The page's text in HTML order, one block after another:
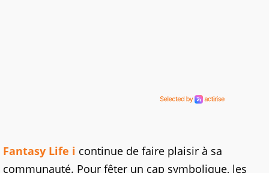
Fantasy Life i continue de faire plaisir à sa
communauté. Pour fêter un cap symbolique, les